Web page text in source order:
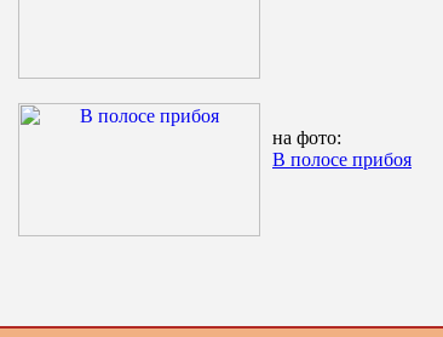
на фото:
В полосе прибоя